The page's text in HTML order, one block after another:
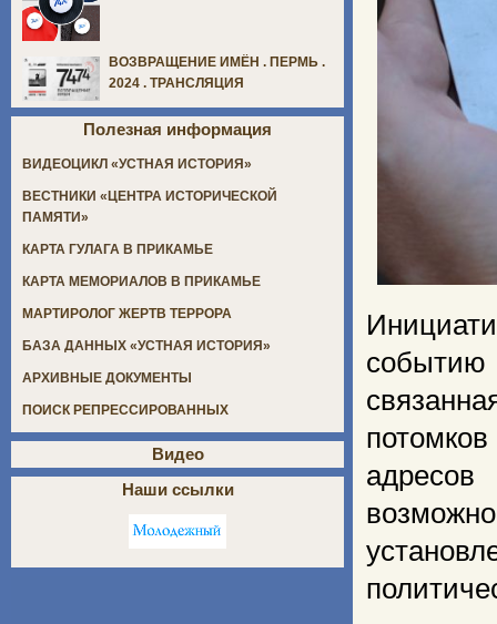
ВОЗВРАЩЕНИЕ ИМЁН . ПЕРМЬ .
2024 . ТРАНСЛЯЦИЯ
Полезная информация
ВИДЕОЦИКЛ «УСТНАЯ ИСТОРИЯ»
ВЕСТНИКИ «ЦЕНТРА ИСТОРИЧЕСКОЙ
ПАМЯТИ»
КАРТА ГУЛАГА В ПРИКАМЬЕ
КАРТА МЕМОРИАЛОВ В ПРИКАМЬЕ
МАРТИРОЛОГ ЖЕРТВ ТЕРРОРА
БАЗА ДАННЫХ «УСТНАЯ ИСТОРИЯ»
АРХИВНЫЕ ДОКУМЕНТЫ
ПОИСК РЕПРЕССИРОВАННЫХ
Видео
Наши ссылки